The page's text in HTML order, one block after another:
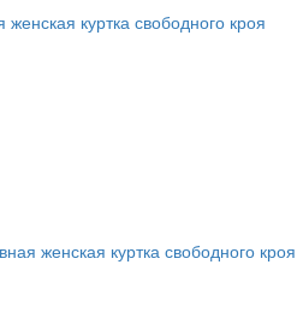
куртка свободного кроя
женская куртка свободного кроя